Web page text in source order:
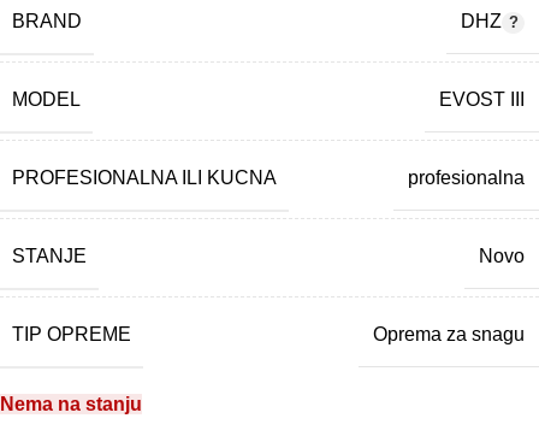
BRAND DHZ
MODEL EVOST III
PROFESIONALNA ILI KUCNA profesionalna
STANJE Novo
TIP OPREME Oprema za snagu
Nema na stanju